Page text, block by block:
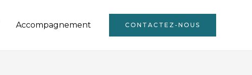
Accompagnement CONTACTEZ-NOUS